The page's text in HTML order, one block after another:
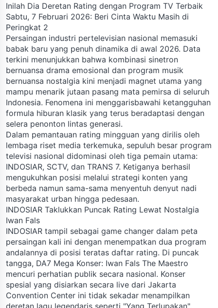
Inilah Dia Deretan Rating dengan Program TV Terbaik
Sabtu, 7 Februari 2026: Beri Cinta Waktu Masih di
Peringkat 2
Persaingan industri pertelevisian nasional memasuki
babak baru yang penuh dinamika di awal 2026. Data
terkini menunjukkan bahwa kombinasi sinetron
bernuansa drama emosional dan program musik
bernuansa nostalgia kini menjadi magnet utama yang
mampu menarik jutaan pasang mata pemirsa di seluruh
Indonesia. Fenomena ini menggarisbawahi ketangguhan
formula hiburan klasik yang terus beradaptasi dengan
selera penonton lintas generasi.
Dalam pemantauan rating mingguan yang dirilis oleh
lembaga riset media terkemuka, sepuluh besar program
televisi nasional didominasi oleh tiga pemain utama:
INDOSIAR, SCTV, dan TRANS 7. Ketiganya berhasil
mengukuhkan posisi melalui strategi konten yang
berbeda namun sama-sama menyentuh denyut nadi
masyarakat urban hingga pedesaan.
INDOSIAR Taklukkan Puncak Rating Lewat Nostalgia
Iwan Fals
INDOSIAR tampil sebagai game changer dalam peta
persaingan kali ini dengan menempatkan dua program
andalannya di posisi teratas daftar rating. Di puncak
tangga, DA7 Mega Konser: Iwan Fals The Maestro
mencuri perhatian publik secara nasional. Konser
spesial yang disiarkan secara live dari Jakarta
Convention Center ini tidak sekadar menampilkan
deretan lagu legendaris seperti "Yang Terlupakan",